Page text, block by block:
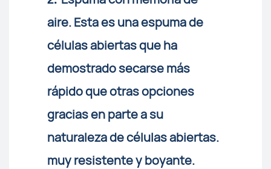
aire. Esta es una espuma de
células abiertas que ha
demostrado secarse más
rápido que otras opciones
gracias en parte a su
naturaleza de células abiertas.
muy resistente y boyante.